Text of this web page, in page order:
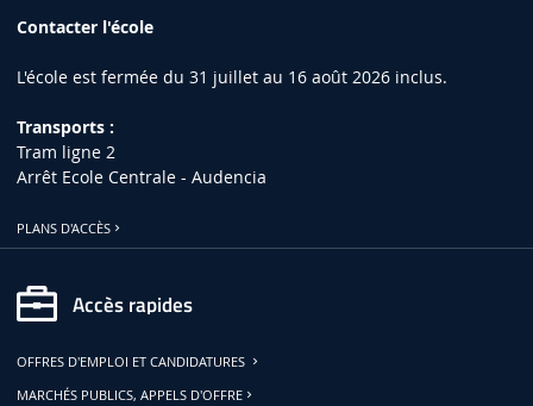
Contacter l'école
L'école est fermée du 31 juillet au 16 août 2026 inclus.
Transports :
Tram ligne 2
Arrêt Ecole Centrale - Audencia
PLANS D'ACCÈS
Accès rapides
OFFRES D'EMPLOI ET CANDIDATURES
MARCHÉS PUBLICS, APPELS D'OFFRE